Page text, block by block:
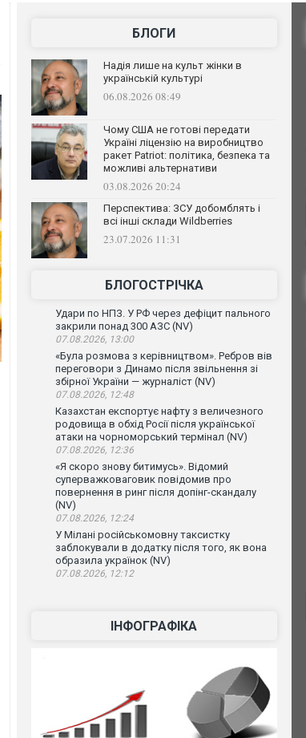
БЛОГИ
Надія лише на культ жінки в
українській культурі
06.08.2026 08:49
Чому США не готові передати
Україні ліцензію на виробництво
ракет Patriot: політика, безпека та
можливі альтернативи
03.08.2026 20:24
Перспектива: ЗСУ добомблять і
всі інші склади Wildberries
23.07.2026 11:31
БЛОГОСТРІЧКА
Удари по НПЗ. У РФ через дефіцит пального
закрили понад 300 АЗС (NV)
07.08.2026, 13:00
«Була розмова з керівництвом». Ребров вів
переговори з Динамо після звільнення зі
збірної України — журналіст (NV)
07.08.2026, 12:48
Казахстан експортує нафту з величезного
родовища в обхід Росії після української
атаки на чорноморський термінал (NV)
07.08.2026, 12:36
«Я скоро знову битимусь». Відомий
суперважковаговик повідомив про
повернення в ринг після допінг-скандалу
(NV)
07.08.2026, 12:24
У Мілані російськомовну таксистку
заблокували в додатку після того, як вона
образила українок (NV)
07.08.2026, 12:12
ІНФОГРАФІКА